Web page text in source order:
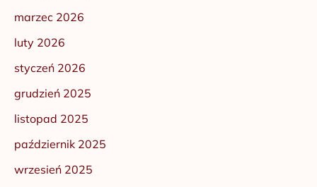
marzec 2026
luty 2026
styczeń 2026
grudzień 2025
listopad 2025
październik 2025
wrzesień 2025